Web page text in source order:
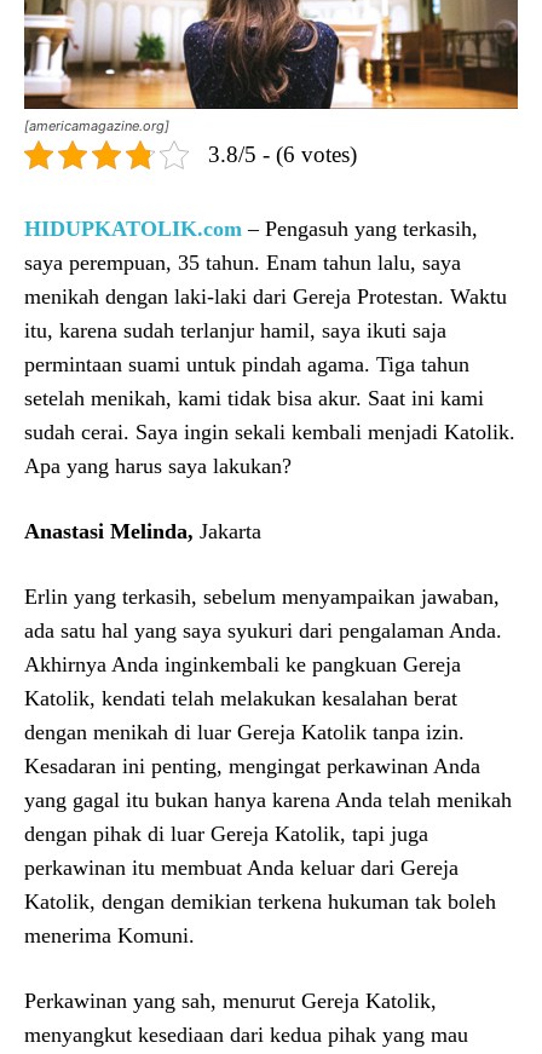
[americamagazine.org]
3.8/5 - (6 votes)
HIDUPKATOLIK.com – Pengasuh yang terkasih,
saya perempuan, 35 tahun. Enam tahun lalu, saya
menikah dengan laki-laki dari Gereja Protestan. Waktu
itu, karena sudah terlanjur hamil, saya ikuti saja
permintaan suami untuk pindah agama. Tiga tahun
setelah menikah, kami tidak bisa akur. Saat ini kami
sudah cerai. Saya ingin sekali kembali menjadi Katolik.
Apa yang harus saya lakukan?
Anastasi Melinda, Jakarta
Erlin yang terkasih, sebelum menyampaikan jawaban,
ada satu hal yang saya syukuri dari pengalaman Anda.
Akhirnya Anda inginkembali ke pangkuan Gereja
Katolik, kendati telah melakukan kesalahan berat
dengan menikah di luar Gereja Katolik tanpa izin.
Kesadaran ini penting, mengingat perkawinan Anda
yang gagal itu bukan hanya karena Anda telah menikah
dengan pihak di luar Gereja Katolik, tapi juga
perkawinan itu membuat Anda keluar dari Gereja
Katolik, dengan demikian terkena hukuman tak boleh
menerima Komuni.
Perkawinan yang sah, menurut Gereja Katolik,
menyangkut kesediaan dari kedua pihak yang mau